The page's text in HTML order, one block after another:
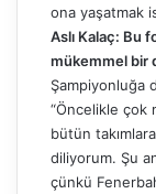
ona yaşatmak
Aslı Kalaç: Bu
mükemmel bir
Şampiyonluğa
“Öncelikle çok
bütün
diliyorum. Şu
çünkü